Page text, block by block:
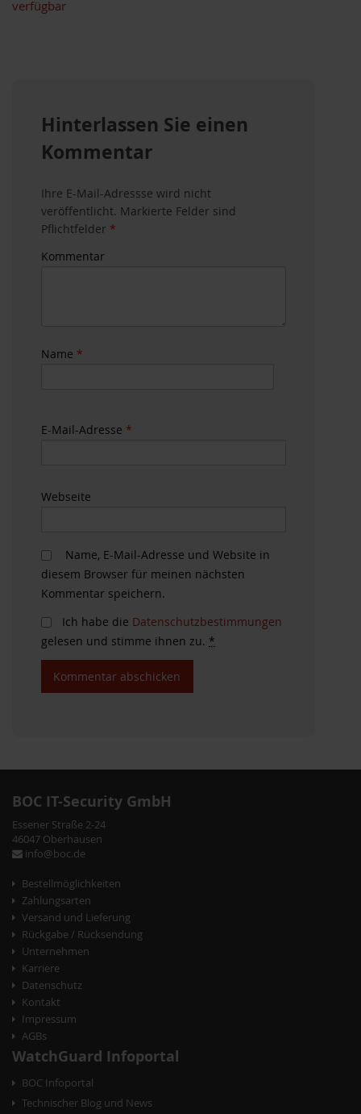
verfügbar
Hinterlassen Sie einen
Kommentar
Ihre E-Mail-Adressse wird nicht
veröffentlicht. Markierte Felder sind
Pflichtfelder *
Kommentar
Name *
E-Mail-Adresse *
Webseite
Name, E-Mail-Adresse und Website in
diesem Browser für meinen nächsten
Kommentar speichern.
Ich habe die Datenschutzbestimmungen
gelesen und stimme ihnen zu. *
BOC IT-Security GmbH
Essener Straße 2-24
46047 Oberhausen
info@boc.de
Bestellmöglichkeiten
Zahlungsarten
Versand und Lieferung
Rückgabe / Rücksendung
Unternehmen
Karriere
Datenschutz
Kontakt
Impressum
AGBs
WatchGuard Infoportal
BOC Infoportal
Technischer Blog und News